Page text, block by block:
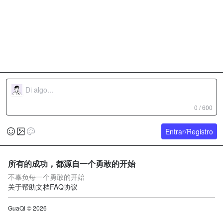
0 / 600
Entrar/Registro
所有的成功，都源自一个勇敢的开始
不辜负每一个勇敢的开始
关于帮助文档FAQ协议
GuaQi © 2026